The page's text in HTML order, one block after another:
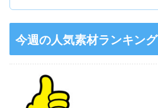
今週の人気素材ランキング